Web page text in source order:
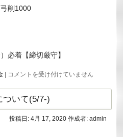
削1000
着【締切厳守】
都
府
県
等
奨
学
コメントを受け付けていません
ついて(5/7-)
投稿日: 4月 17, 2020 作成者: admin